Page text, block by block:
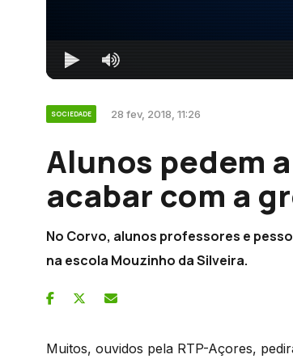
SOCIEDADE 28 fev, 2018, 11:26
Alunos pedem
acabar com a
No Corvo, alunos professores e
na escola Mouzinho da Silveira.
Muitos, ouvidos pela RTP-Açores,